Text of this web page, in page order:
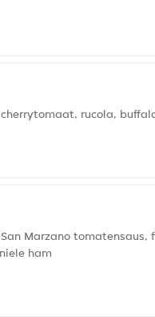
rucola,
Marzano
ham